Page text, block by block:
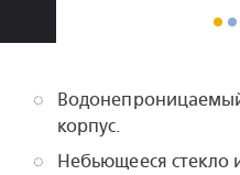
корпус.
Небьющееся стекло